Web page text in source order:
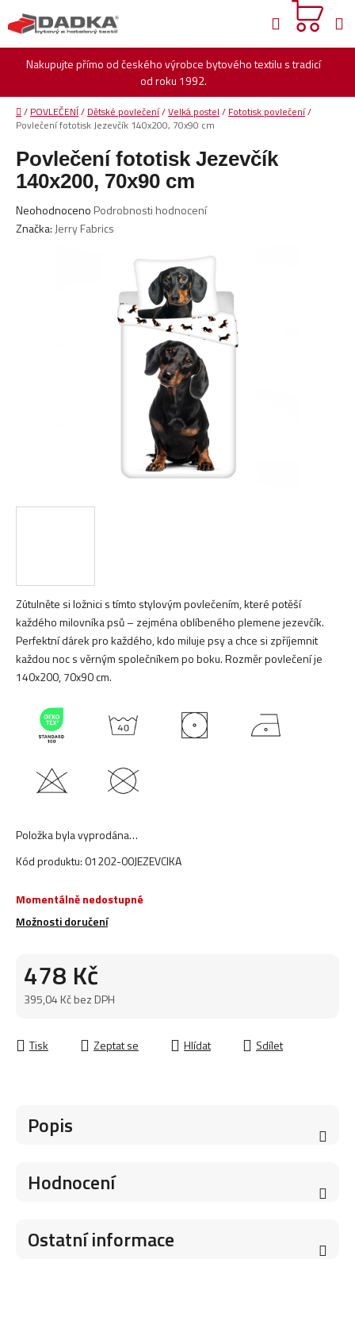
na
obsah
Nakupujte přímo od českého výrobce bytového textilu s tradicí
od roku 1992.
Hledat
Domů
/ POVLEČENÍ/ Dětské povlečení/Velká postel / Fototisk povlečení/
Povlečení fototisk Jezevčík 140x200, 70x90 cm
Zútulněte si ložnici s tímto stylovým povlečením, které potěší
každého milovníka psů – zejména oblíbeného plemene jezevčík.
Perfektní dárek pro každého, kdo miluje psy a chce si zpříjemnit
každou noc s věrným společníkem po boku. Rozměr povlečení je
140x200, 70x90 cm.
Položka byla vyprodána…
Kód produktu:01202-00JEZEVCIKA
Momentálně nedostupné
Možnosti doručení
478 Kč
395,04 Kč bez DPH
Tisk
Zeptat se Hlídat Sdílet
Povlečení fototisk Jezevčík
140x200, 70x90 cm
Průměrné
hodnocení
Neohodnoceno Podrobnosti hodnocení
Značka: Jerry Fabrics
Popis
Hodnocení
Ostatní informace